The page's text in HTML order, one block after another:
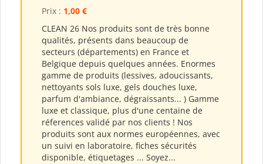
Prix : 1,00 €
CLEAN 26 Nos produits sont de très bonne
qualités, présents dans beaucoup de
secteurs (départements) en France et
Belgique depuis quelques années. Enormes
gamme de produits (lessives, adoucissants,
nettoyants sols luxe, gels douches luxe,
parfum d'ambiance, dégraissants... ) Gamme
luxe et classique, plus d'une centaine de
réferences validé par nos clients ! Nos
produits sont aux normes européennes, avec
un suivi en laboratoire, fiches sécurités
disponible, étiquetages ... Soyez...